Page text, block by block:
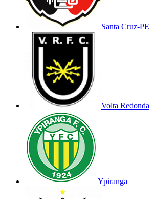
Santa Cruz-PE
Volta Redonda
Ypiranga